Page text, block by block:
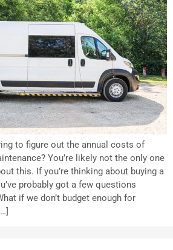
to figure out the annual costs of
You’re likely not the only one
this. If you’re thinking about buying a
probably got a few questions
if we don’t budget enough for